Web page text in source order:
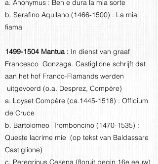
a. Anonymus : Ben e dura la mia sorte
b. Serafino Aquilano (1466-1500) : La mia
fiama
1499-1504 Mantua : In dienst van graaf
Francesco Gonzaga. Castiglione schrijft dat
aan het hof Franco-Flamands werden
uitgevoerd (o.a. Desprez, Compère)
a. Loyset Compère (ca.1445-1518) : Officium
de Cruce
b. Bartolomeo Tromboncino (1470-1535) :
Queste lacrime mie (op tekst van Baldassare
Castiglione)
c. Peregrinus Cesena (floruit begin 16e eeuw)